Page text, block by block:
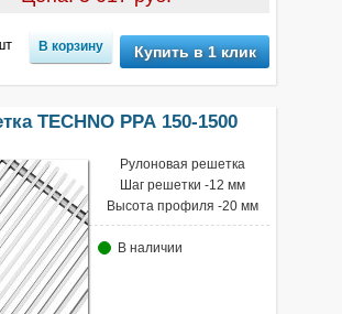
Купить в 1 клик
TECHNO РРА 150-1500
Рулоновая решетка
Шаг решетки -12 мм
Высота профиля -20 мм
В наличии